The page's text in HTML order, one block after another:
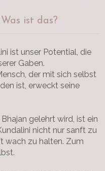
ist das?
ist unser Potential, die
Gaben.
der mit sich selbst
ist, erweckt seine
gelehrt wird, ist ein
nicht nur sanft zu
wach zu halten. Zum